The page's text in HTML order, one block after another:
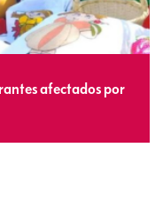
afectados por